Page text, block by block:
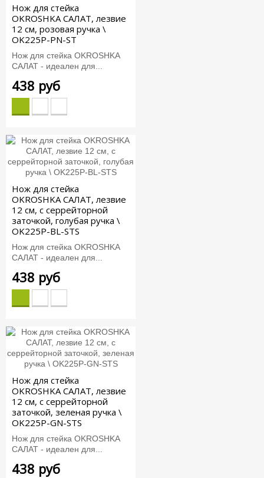
Нож для стейка
OKROSHKA САЛАТ, лезвие
12 см, розовая ручка \
OK225P-PN-ST
Нож для стейка OKROSHKA
САЛАТ - идеален для...
438 руб
Нож для стейка
OKROSHKA САЛАТ, лезвие
12 см, с серрейторной
заточкой, голубая ручка \
OK225P-BL-STS
Нож для стейка OKROSHKA
САЛАТ - идеален для...
438 руб
Нож для стейка
OKROSHKA САЛАТ, лезвие
12 см, с серрейторной
заточкой, зеленая ручка \
OK225P-GN-STS
Нож для стейка OKROSHKA
САЛАТ - идеален для...
438 руб